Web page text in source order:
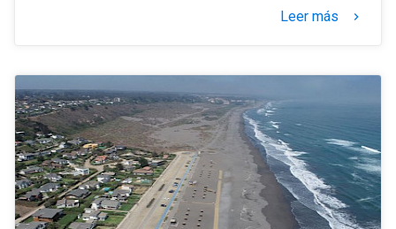
Leer más keyboard_arrow_right